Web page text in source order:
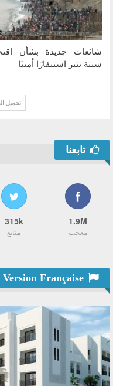
شائعات جديدة بشأن
سبتة تثير استنفارًا أمنيًا
تحميل
تابعنا
1.9M
معجب
315k
متابع